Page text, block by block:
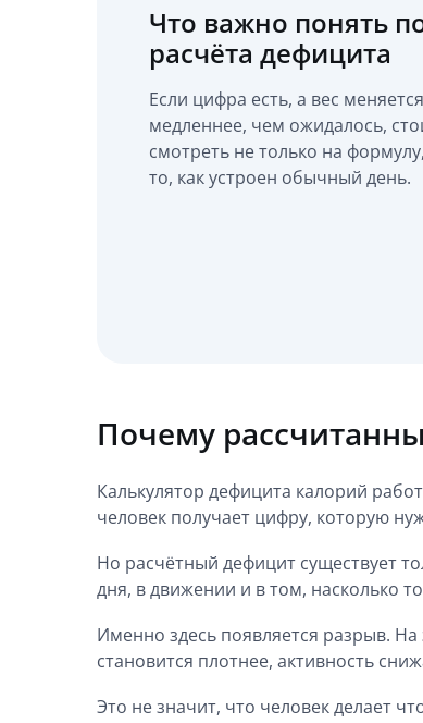
Что важно понять
расчёта дефицита
Если цифра есть, а вес меняется
медленнее, чем ожидалось,
смотреть не только на
то, как устроен обычный день.
Почему
Калькулятор дефицита калорий
человек получает цифру, которую
Но расчётный дефицит существует
дня, в движении и в том, насколько
Именно здесь появляется разрыв.
становится плотнее, активность
Это не значит, что человек делает